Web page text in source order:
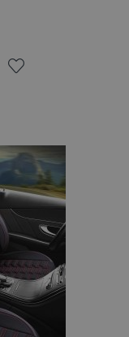
Lista
de
Deseos